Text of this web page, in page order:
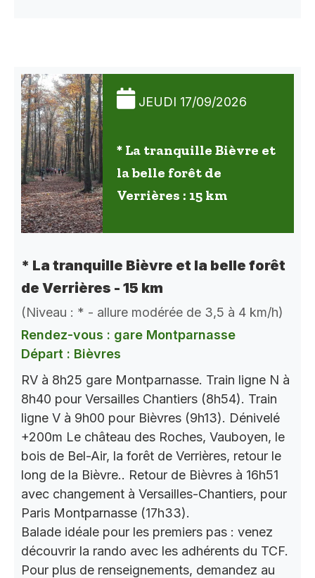
JEUDI 17/09/2026
* La tranquille Bièvre et
la belle forêt de
Verrières : 15 km
* La tranquille Bièvre et la belle forêt
de Verrières - 15 km
(Niveau : * - allure modérée de 3,5 à 4 km/h)
Rendez-vous : gare Montparnasse
Départ : Bièvres
RV à 8h25 gare Montparnasse. Train ligne N à
8h40 pour Versailles Chantiers (8h54). Train
ligne V à 9h00 pour Bièvres (9h13). Dénivelé
+200m Le château des Roches, Vauboyen, le
bois de Bel-Air, la forêt de Verrières, retour le
long de la Bièvre.. Retour de Bièvres à 16h51
avec changement à Versailles-Chantiers, pour
Paris Montparnasse (17h33).
Balade idéale pour les premiers pas : venez
découvrir la rando avec les adhérents du TCF.
Pour plus de renseignements, demandez au